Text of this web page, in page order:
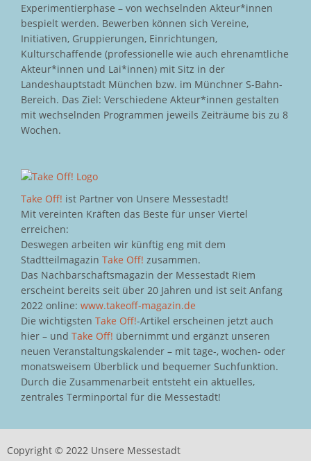
Experimentierphase – von wechselnden Akteur*innen
bespielt werden. Bewerben können sich Vereine,
Initiativen, Gruppierungen, Einrichtungen,
Kulturschaffende (professionelle wie auch ehrenamtliche
Akteur*innen und Lai*innen) mit Sitz in der
Landeshauptstadt München bzw. im Münchner S-Bahn-
Bereich. Das Ziel: Verschiedene Akteur*innen gestalten
mit wechselnden Programmen jeweils Zeiträume bis zu 8
Wochen.
Take Off! ist Partner von Unsere Messestadt!
Mit vereinten Kräften das Beste für unser Viertel
erreichen:
Deswegen arbeiten wir künftig eng mit dem
Stadtteilmagazin Take Off! zusammen.
Das Nachbarschaftsmagazin der Messestadt Riem
erscheint bereits seit über 20 Jahren und ist seit Anfang
2022 online: www.takeoff-magazin.de
Die wichtigsten Take Off!-Artikel erscheinen jetzt auch
hier – und Take Off! übernimmt und ergänzt unseren
neuen Veranstaltungskalender – mit tage-, wochen- oder
monatsweisem Überblick und bequemer Suchfunktion.
Durch die Zusammenarbeit entsteht ein aktuelles,
zentrales Terminportal für die Messestadt!
Copyright © 2022 Unsere Messestadt